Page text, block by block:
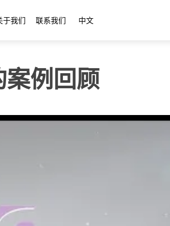
于我们 联系我们 中文
案例回顾